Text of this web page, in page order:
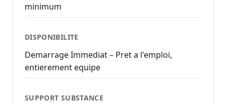
minimum
DISPONIBILITE
Demarrage Immediat – Pret a l'emploi,
entierement equipe
SUPPORT SUBSTANCE